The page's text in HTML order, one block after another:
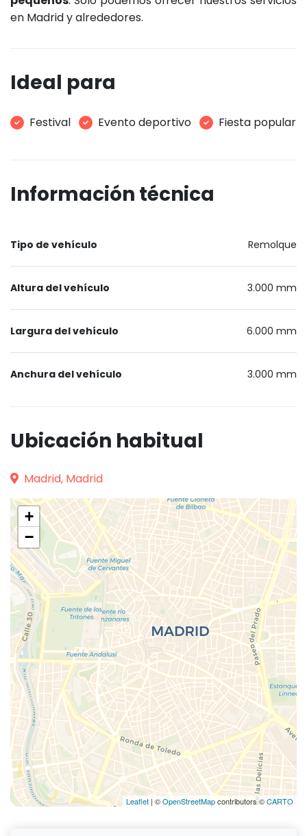
en Madrid y alrededores.
Ideal para
Festival Evento deportivo Fiesta popular
Información técnica
Tipo de vehículo Remolque
Altura del vehículo 3.000 mm
Largura del vehículo 6.000 mm
Anchura del vehículo 3.000 mm
Ubicación habitual
Madrid, Madrid
+
−
Leaflet | ©OpenStreetMapcontributors ©CARTO